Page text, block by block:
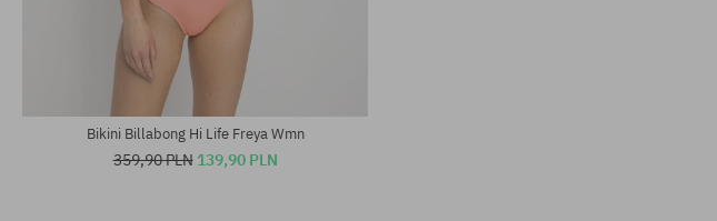
Dostępne rozmiary:
Bikini Billabong Hi Life Freya Wmn
359,90 PLN 139,90 PLN